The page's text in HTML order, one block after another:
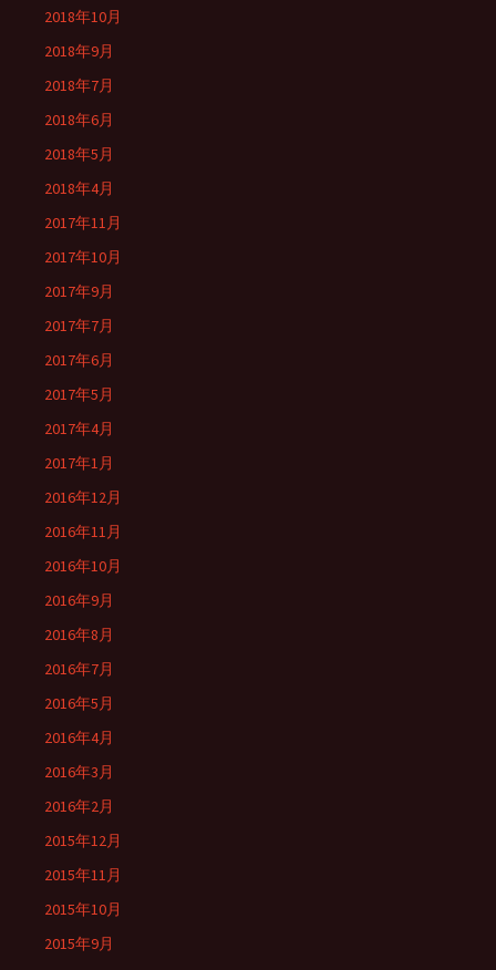
2018年10月
2018年9月
2018年7月
2018年6月
2018年5月
2018年4月
2017年11月
2017年10月
2017年9月
2017年7月
2017年6月
2017年5月
2017年4月
2017年1月
2016年12月
2016年11月
2016年10月
2016年9月
2016年8月
2016年7月
2016年5月
2016年4月
2016年3月
2016年2月
2015年12月
2015年11月
2015年10月
2015年9月